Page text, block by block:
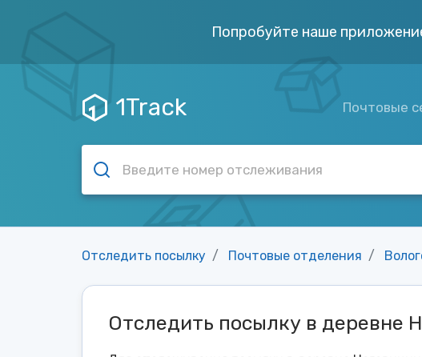
Попробуйте наше
1Track Почтовые
Отследить посылку Почтовые отделения
Отследить посылку в деревне